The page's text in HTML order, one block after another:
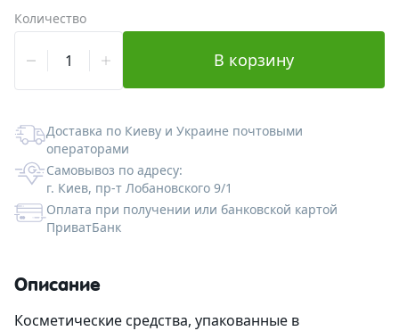
Для губ
Антиполюшн - защита в городе
После бритья
Со-Эмульгаторы
Гелеобразователи
Экстракты
Жидкие экстракты (ВСГ)
Масляные экстракты
СО2 экстракты
Пилинги
Регуляторы кислотности
Силиконы и эмоленты
УФ-защита
УФ-фильтры
Дезодоранты
Формы пластиковые для шоколада
Корзинки из шпона
Наполнитель
Бирки
Наклейки
Вакуумные флаконы
Тубы для косметики
Алюминиевая тара
Стеклянная тара
Различная тара
Ангелочки
Новый Год и зима
Медведи
Сердца
Тачки
Альгинатные маски
Количество
В корзину
Доставка по Киеву и Украине почтовыми
операторами
Самовывоз по адресу:
г. Киев, пр-т Лобановского 9/1
Оплата при получении или банковской картой
ПриватБанк
Описание
Косметические средства, упакованные в